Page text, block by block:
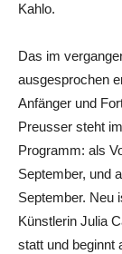
Kahlo.
Das im
ausgesprochen
Anfänger und
Preusser steht
Programm: als
September, und
September. Neu
Künstlerin Julia
statt und beginnt